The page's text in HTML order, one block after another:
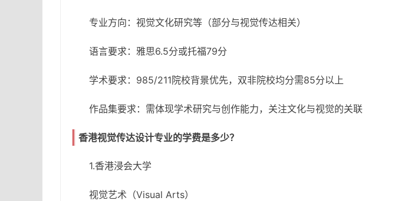
专业方向：视觉文化研究等（部分与视觉传达相关）
语言要求：雅思6.5分或托福79分
学术要求：985/211院校背景优先，双非院校均分需85分以上
作品集要求：需体现学术研究与创作能力，关注文化与视觉的关联
香港视觉传达设计专业的学费是多少？
1.香港浸会大学
视觉艺术（Visual Arts）